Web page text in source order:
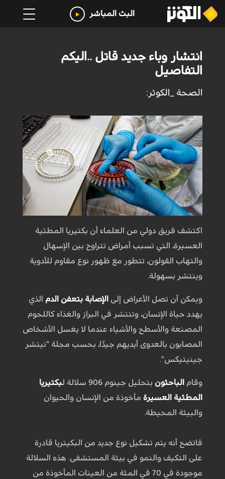
البث المباشر
انتشار وباء جديد قاتل ..اليكم
التفاصيل
الصحة _الكوثر:
اكتشف فريق دولي من العلماء أن بكتيريا المطثية
العسيرة، التي تسبب أمراض تتراوح بين الإسهال
والتهاب القولون، تتطور مع ظهور نوع مقاوم للأدوية
وينتشر بسهولة.
ويمكن أن تصل الأعراض إلى الإصابة بتعفن الدم الذي
يهدد حياة الإنسان، وتنتشر في البراز والغذاء كاللحوم
المصنعة والأسطح والأشياء عندما لا يغسل الأشخاص
المصابون بالعدوى أيديهم جيدًا، بحسب مجلة "نيتشر
جينيتيكس".
وقام الباحثون بتحليل جينوم 906 سلالة ل
بكتيريا
المطثية العسيرةمأخوذة من الإنسان والحيوان
والبيئة المحيطة.
فاتضح أنه يتم تشكيل نوع جديد من البكيتريا قادرة
على التكيف والنمو في بيئة المستشفى. هذه السلالة
موجودة في 70 في المئة من العينات المأخوذة من